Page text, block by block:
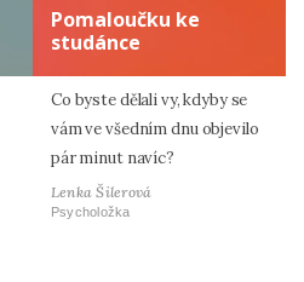
Pomaloučku ke
studánce
Co byste dělali vy, kdyby se
vám ve všedním dnu objevilo
pár minut navíc?
Lenka Šilerová
Psycholožka